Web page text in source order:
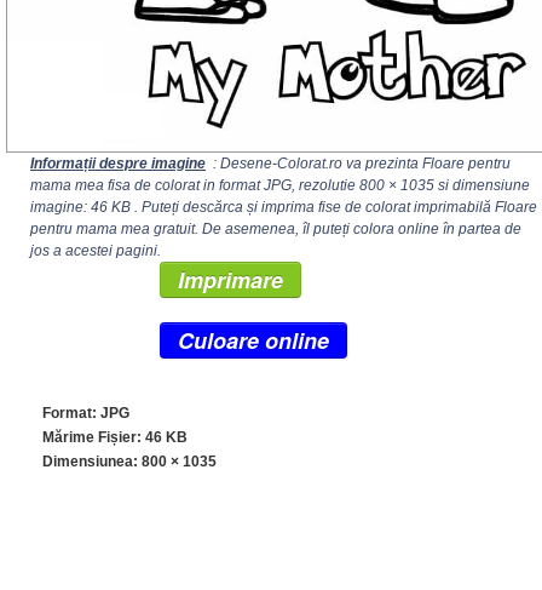
Informații despre imagine : Desene-Colorat.ro va prezinta Floare pentru
mama mea fisa de colorat in format JPG, rezolutie 800 × 1035 si dimensiune
imagine: 46 KB . Puteți descărca și imprima fise de colorat imprimabilă Floare
pentru mama mea gratuit. De asemenea, îl puteți colora online în partea de
jos a acestei pagini.
Imprimare
Culoare online
Format: JPG
Mărime Fișier: 46 KB
Dimensiunea: 800 × 1035